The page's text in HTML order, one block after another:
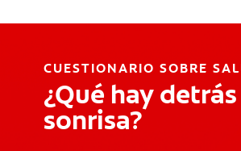
CUESTIONARIO SOBRE
¿Qué hay
sonrisa?